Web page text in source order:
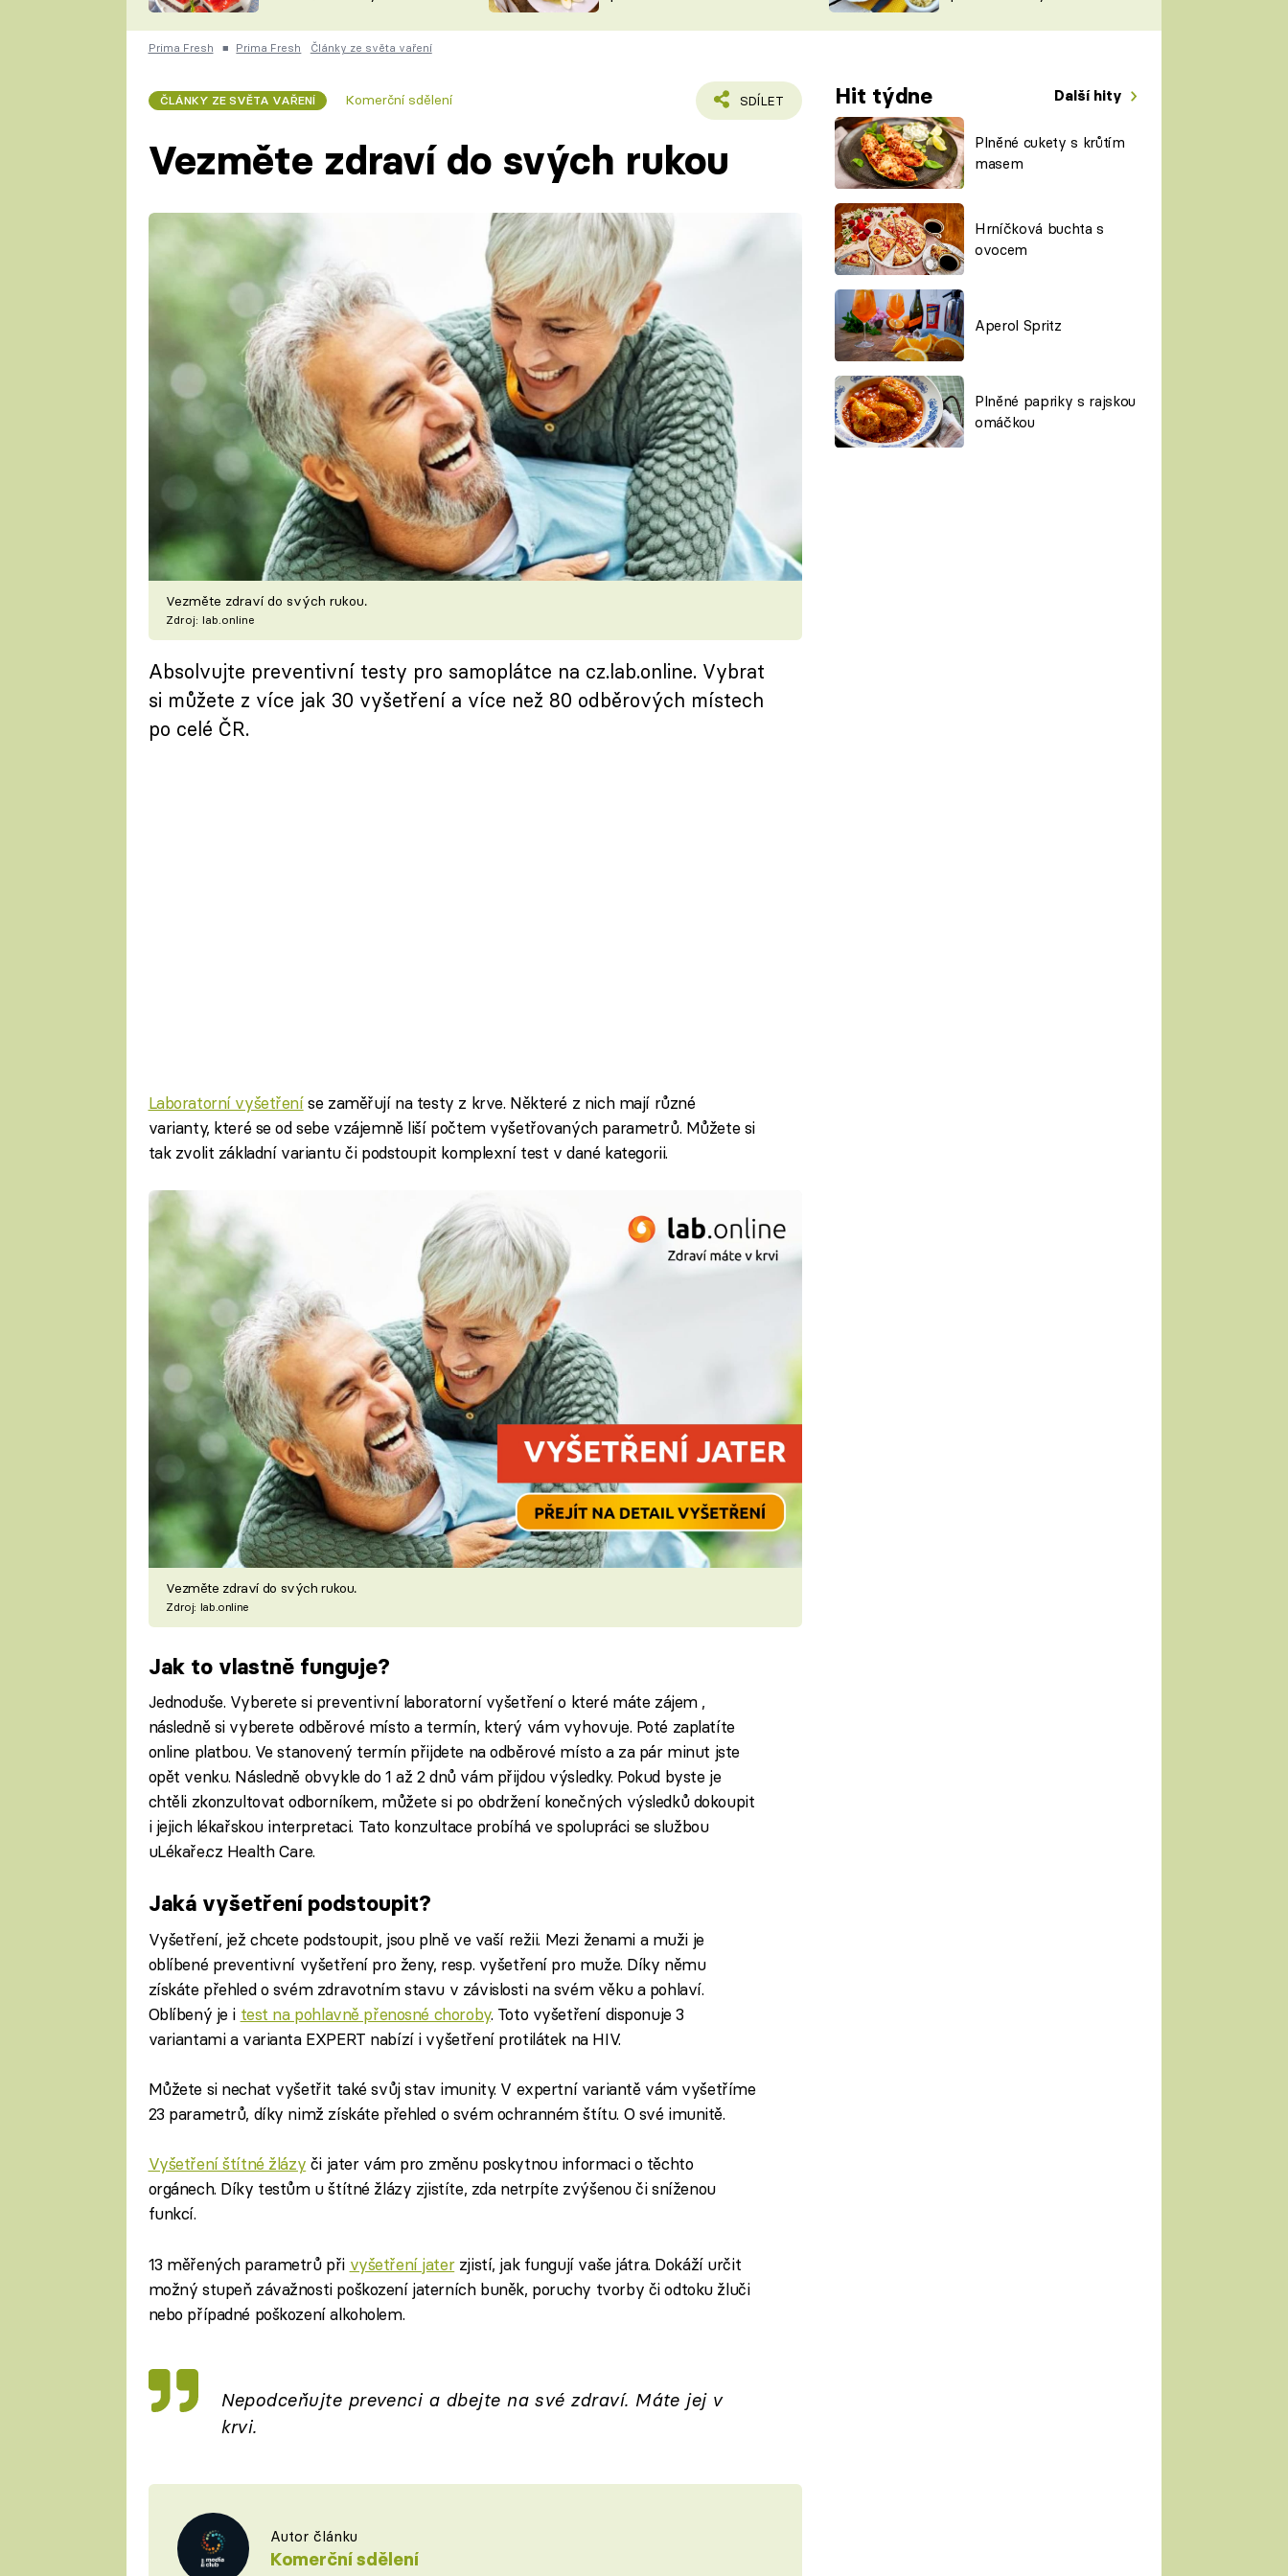
ČESKO NA TALÍŘI
DOMÁCÍ
KUCHAŘKA
VYCHYTÁVKY
ŠÉFREDAKTORKY
ČASOPIS
Prima Fresh ■ Prima Fresh Články ze světa vaření
ČLÁNKY ZE SVĚTA VAŘENÍ Komerční sdělení SDÍLET Hit týdne Další hity
Plněné cukety s krůtím
masem
Hrníčková buchta s
ovocem
Aperol Spritz
Plněné papriky s rajskou
omáčkou
Vezměte zdraví do svých rukou
Vezměte zdraví do svých rukou.
Zdroj: lab.online
Absolvujte preventivní testy pro samoplátce na cz.lab.online. Vybrat
si můžete z více jak 30 vyšetření a více než 80 odběrových místech
po celé ČR.
Laboratorní vyšetřeníse zaměřují na testy z krve. Některé z nich mají různé
varianty, které se od sebe vzájemně liší počtem vyšetřovaných parametrů. Můžete si
tak zvolit základní variantu či podstoupit komplexní test v dané kategorii.
Vezměte zdraví do svých rukou.
Zdroj: lab.online
Jak to vlastně funguje?
Jednoduše. Vyberete si preventivní laboratorní vyšetření o které máte zájem ,
následně si vyberete odběrové místo a termín, který vám vyhovuje. Poté zaplatíte
online platbou. Ve stanovený termín přijdete na odběrové místo a za pár minut jste
opět venku. Následně obvykle do 1 až 2 dnů vám přijdou výsledky. Pokud byste je
chtěli zkonzultovat odborníkem, můžete si po obdržení konečných výsledků dokoupit
i jejich lékařskou interpretaci. Tato konzultace probíhá ve spolupráci se službou
uLékaře.cz Health Care.
Jaká vyšetření podstoupit?
Vyšetření, jež chcete podstoupit, jsou plně ve vaší režii. Mezi ženami a muži je
oblíbené preventivní vyšetření pro ženy, resp. vyšetření pro muže. Díky němu
získáte přehled o svém zdravotním stavu v závislosti na svém věku a pohlaví.
Oblíbený je i test na pohlavně přenosné choroby. Toto vyšetření disponuje 3
variantami a varianta EXPERT nabízí i vyšetření protilátek na HIV.
Můžete si nechat vyšetřit také svůj stav imunity. V expertní variantě vám vyšetříme
23 parametrů, díky nimž získáte přehled o svém ochranném štítu. O své imunitě.
Vyšetření štítné žlázy či jater vám pro změnu poskytnou informaci o těchto
orgánech. Díky testům u štítné žlázy zjistíte, zda netrpíte zvýšenou či sníženou
funkcí.
13 měřených parametrů při vyšetření jaterzjistí, jak fungují vaše játra. Dokáží určit
možný stupeň závažnosti poškození jaterních buněk, poruchy tvorby či odtoku žluči
nebo případné poškození alkoholem.
Nepodceňujte prevenci a dbejte na své zdraví. Máte jej v
krvi.
Autor článku
Komerční sdělení